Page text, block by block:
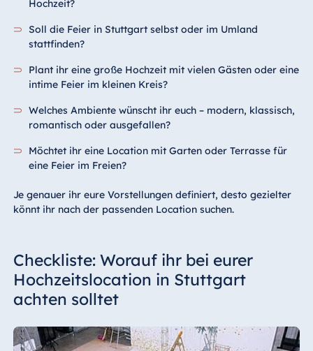
Hochzeit?
Soll die Feier in Stuttgart selbst oder im Umland
stattfinden?
Plant ihr eine große Hochzeit mit vielen Gästen oder eine
intime Feier im kleinen Kreis?
Welches Ambiente wünscht ihr euch – modern, klassisch,
romantisch oder ausgefallen?
Möchtet ihr eine Location mit Garten oder Terrasse für
eine Feier im Freien?
Je genauer ihr eure Vorstellungen definiert, desto gezielter
könnt ihr nach der passenden Location suchen.
Checkliste: Worauf ihr bei eurer
Hochzeitslocation in Stuttgart
achten solltet